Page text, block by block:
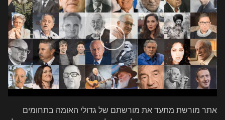
אתר מורשת מתעד את מורשתם של גדולי האומה בתחומים